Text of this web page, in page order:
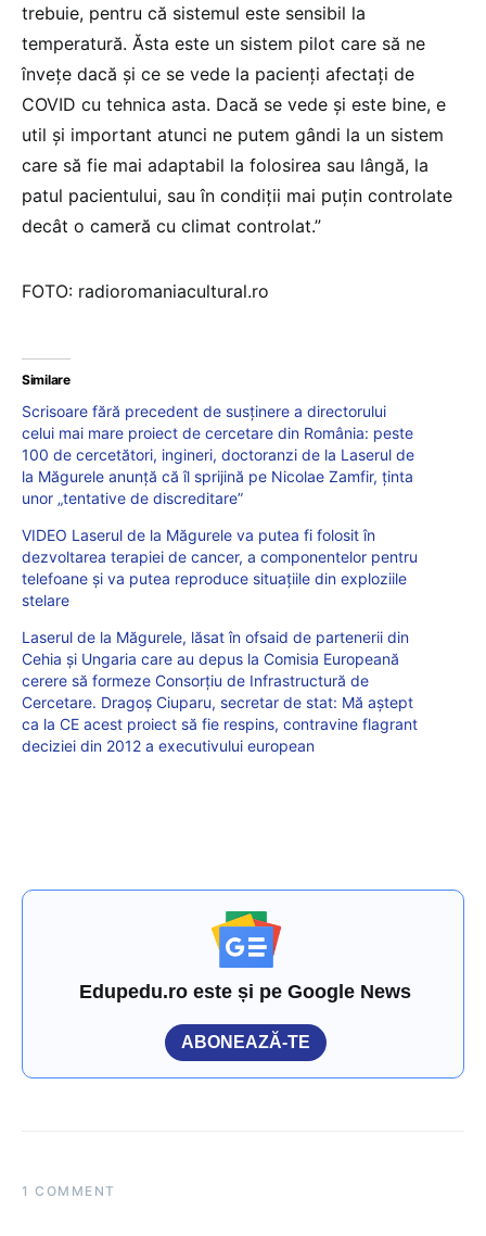
trebuie, pentru că sistemul este sensibil la
temperatură. Ăsta este un sistem pilot care să ne
învețe dacă și ce se vede la pacienți afectați de
COVID cu tehnica asta. Dacă se vede și este bine, e
util și important atunci ne putem gândi la un sistem
care să fie mai adaptabil la folosirea sau lângă, la
patul pacientului, sau în condiții mai puțin controlate
decât o cameră cu climat controlat.”
FOTO: radioromaniacultural.ro
Similare
Scrisoare fără precedent de susținere a directorului
celui mai mare proiect de cercetare din România: peste
100 de cercetători, ingineri, doctoranzi de la Laserul de
la Măgurele anunță că îl sprijină pe Nicolae Zamfir, ținta
unor „tentative de discreditare”
VIDEO Laserul de la Măgurele va putea fi folosit în
dezvoltarea terapiei de cancer, a componentelor pentru
telefoane și va putea reproduce situațiile din exploziile
stelare
Laserul de la Măgurele, lăsat în ofsaid de partenerii din
Cehia și Ungaria care au depus la Comisia Europeană
cerere să formeze Consorțiu de Infrastructură de
Cercetare. Dragoș Ciuparu, secretar de stat: Mă aștept
ca la CE acest proiect să fie respins, contravine flagrant
deciziei din 2012 a executivului european
Edupedu.ro este și pe Google News
ABONEAZĂ-TE
1 COMMENT